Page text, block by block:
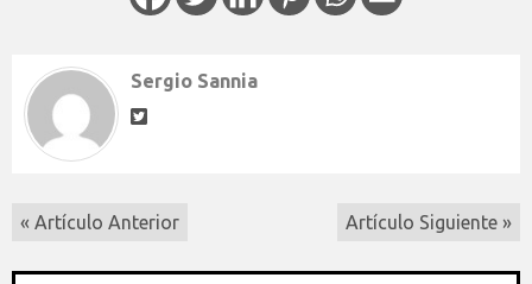
Sergio Sannia
« Artículo Anterior Artículo Siguiente »